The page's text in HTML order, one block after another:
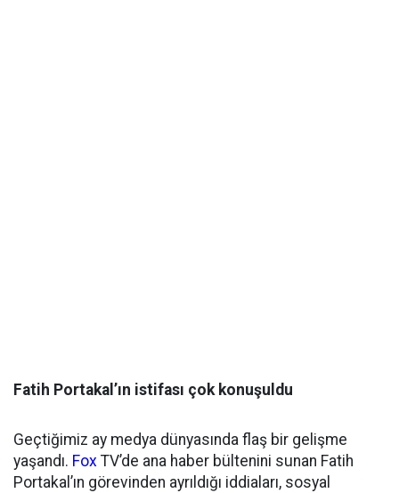
Fatih Portakal’ın istifası çok konuşuldu
Geçtiğimiz ay medya dünyasında flaş bir gelişme
yaşandı. Fox TV’de ana haber bültenini sunan Fatih
Portakal’ın görevinden ayrıldığı iddiaları, sosyal